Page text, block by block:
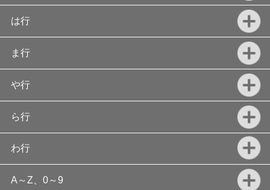
は行
ま行
や行
ら行
わ行
A～Z、0～9